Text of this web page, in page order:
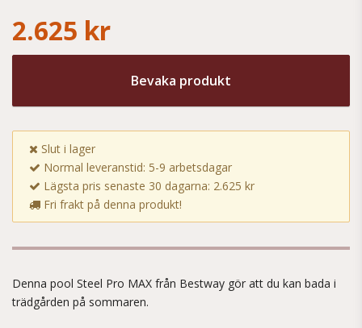
2.625 kr
Bevaka produkt
Slut i lager
Normal leveranstid: 5-9 arbetsdagar
Lägsta pris senaste 30 dagarna: 2.625 kr
Fri frakt på denna produkt!
Denna pool Steel Pro MAX från Bestway gör att du kan bada i
trädgården på sommaren.